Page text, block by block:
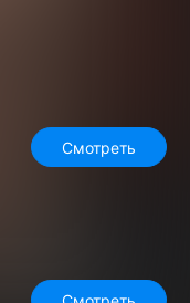
Смотреть